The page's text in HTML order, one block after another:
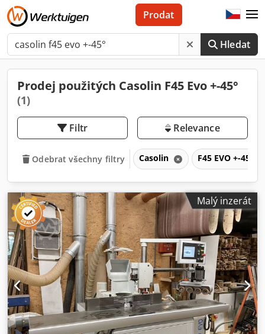
Hledat
Prodat
Prodej použitých Casolin F45 Evo +-45°
(1)
Filtr Relevance
Odebrat všechny filtry Casolin F45 EVO +-45°
Malý inzerát